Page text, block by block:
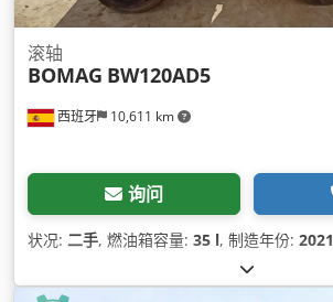
西班牙 10,611 km
滚轴
BOMAG BW120AD5
询问
状况: 二手, 燃油箱容量: 35 l, 制造年份: 2021